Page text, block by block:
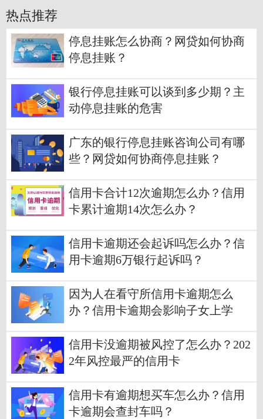
热点推荐
停息挂账怎么协商？网贷如何协商
停息挂账？
银行停息挂账可以谈到多少期？主
动停息挂账的危害
广东的银行停息挂账咨询公司有哪
些？网贷如何协商停息挂账？
信用卡合计12次逾期怎么办？信用
卡累计逾期14次怎么办？
信用卡逾期还会起诉吗怎么办？信
用卡逾期6万银行起诉吗？
因为人在看守所信用卡逾期怎么
办？信用卡逾期会影响子女上学
信用卡没逾期被风控了怎么办？202
2年风控最严的信用卡
信用卡有逾期想买车怎么办？信用
卡逾期会查封车吗？